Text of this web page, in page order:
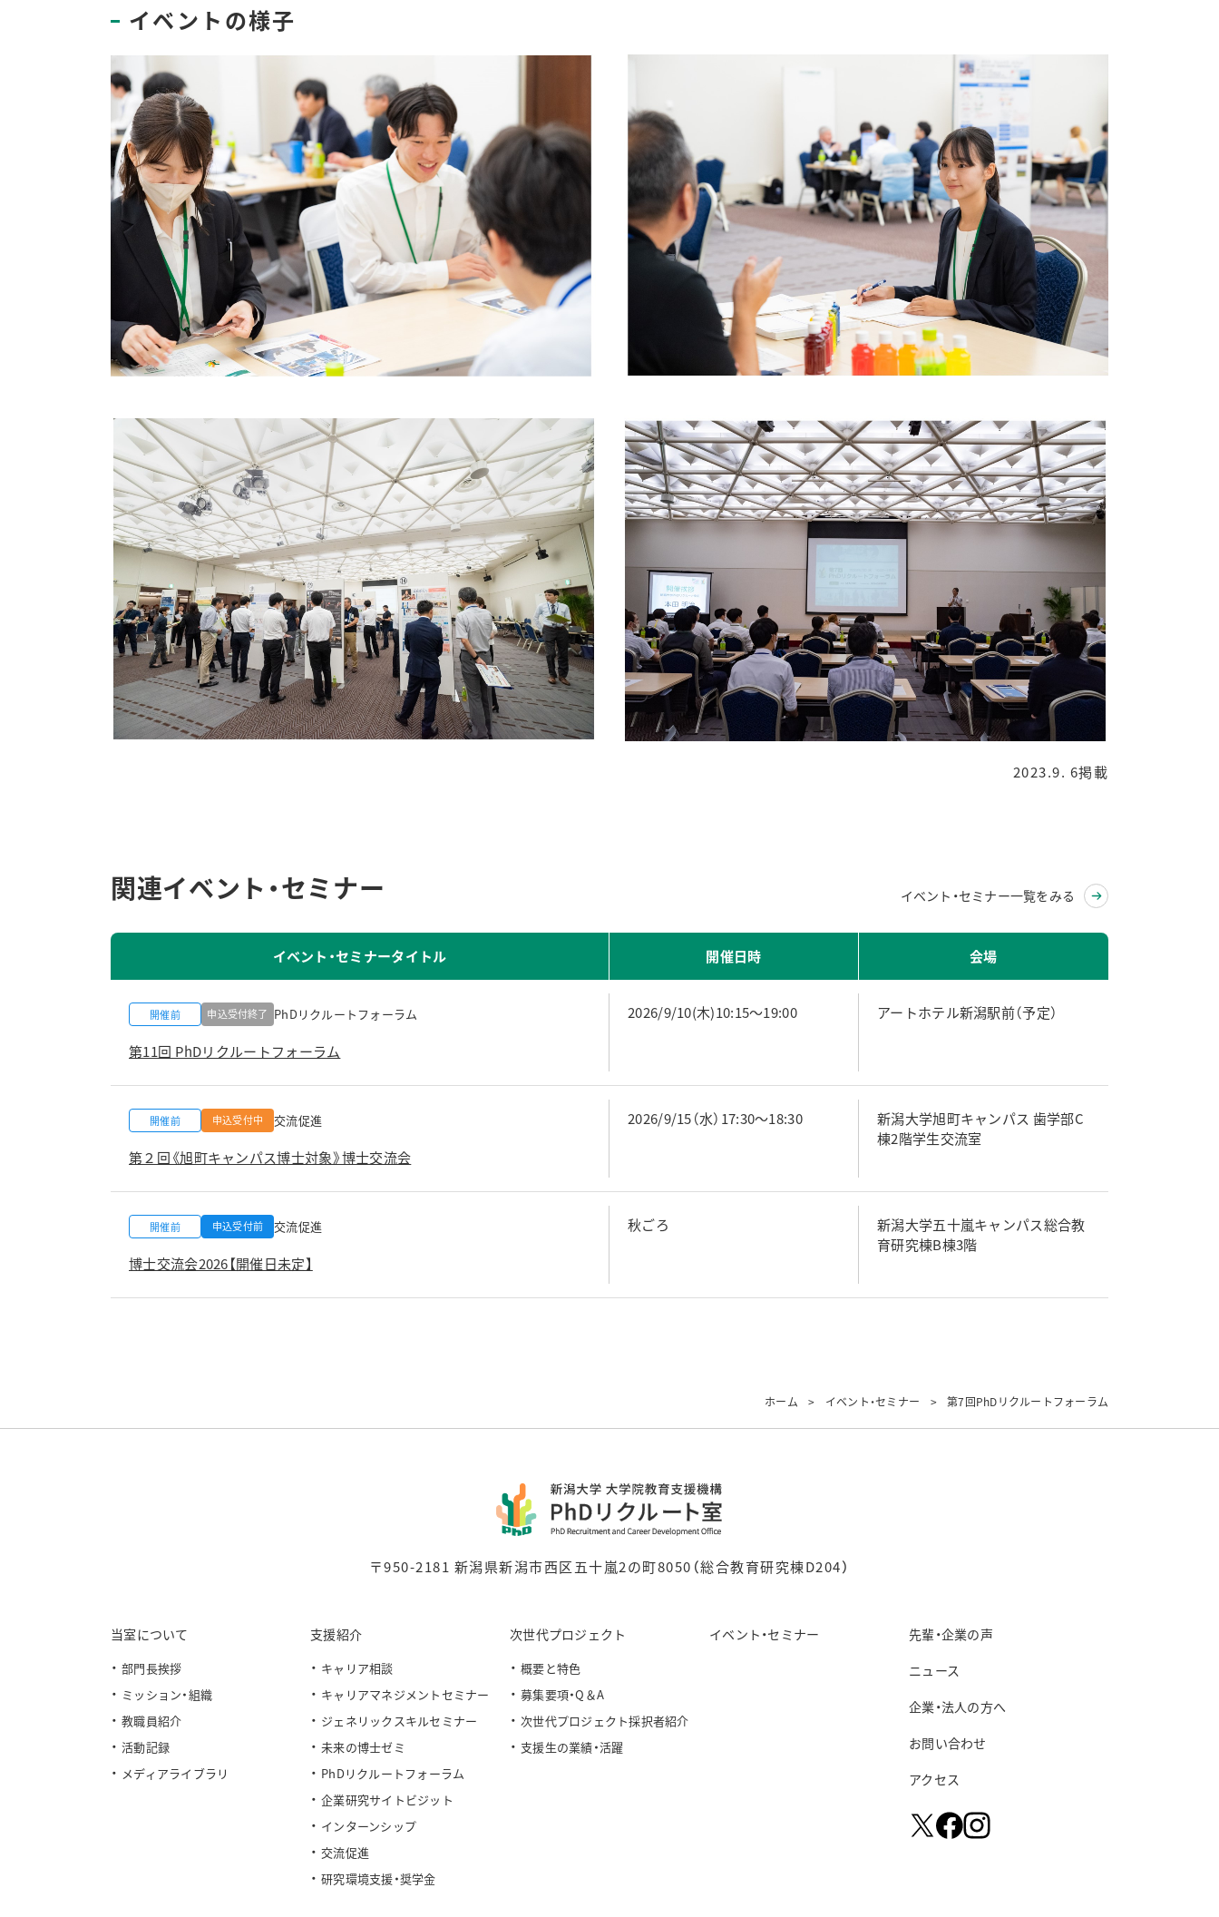
イベントの様子
2023.9. 6掲載
関連イベント・セミナー イベント・セミナー一覧をみる
イベント・セミナータイトル 開催日時 会場
開催前 申込受付終了 PhDリクルートフォーラム
第11回 PhDリクルートフォーラム
2026/9/10(木)10:15～19:00 アートホテル新潟駅前（予定）
開催前 申込受付中 交流促進
第２回《旭町キャンパス博士対象》博士交流会
2026/9/15（水）17:30～18:30
新潟大学旭町キャンパス 歯学部C
棟2階学生交流室
開催前 申込受付前 交流促進
博士交流会2026【開催日未定】
秋ごろ
新潟大学五十嵐キャンパス総合教
育研究棟B棟3階
ホーム イベント・セミナー 第7回PhDリクルートフォーラム
〒950-2181 新潟県新潟市西区五十嵐2の町8050 （総合教育研究棟D204）
当室について
部門長挨拶
ミッション・組織
教職員紹介
活動記録
メディアライブラリ
支援紹介
キャリア相談
キャリアマネジメントセミナー
ジェネリックスキルセミナー
未来の博士ゼミ
PhDリクルートフォーラム
企業研究サイトビジット
インターンシップ
交流促進
研究環境支援・奨学金
次世代プロジェクト
概要と特色
募集要項・Q＆A
次世代プロジェクト採択者紹介
支援生の業績・活躍
イベント・セミナー
先輩・企業の声
ニュース
企業・法人の方へ
お問い合わせ
アクセス